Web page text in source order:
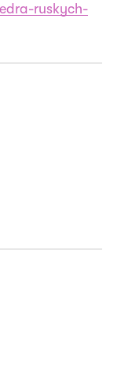
ruskych-